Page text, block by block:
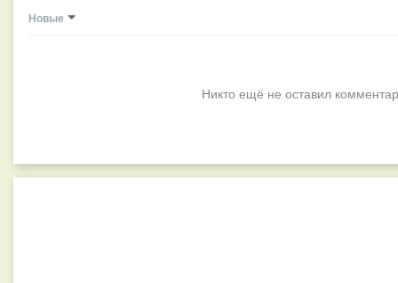
Новые
Никто ещё не оставил